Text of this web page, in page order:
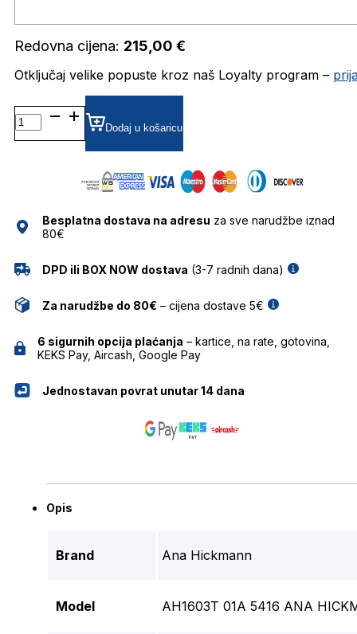
Redovna cijena: 215,00 €
Otključaj velike popuste kroz naš Loyalty program –
AH1603T DIOPTRIJSKI
OKVIRI
ANA
Dodaj u košaricu
Besplatna dostava na adresu za sve narudžbe iznad
80€
DPD ili BOX NOW dostava (3-7 radnih dana)
Za narudžbe do 80€ – cijena dostave 5€
6 sigurnih opcija plaćanja – kartice, na rate, gotovina,
KEKS Pay, Aircash, Google Pay
Jednostavan povrat unutar 14 dana
Opis
Brand Ana Hickmann
Model AH1603T 01A 5416 ANA